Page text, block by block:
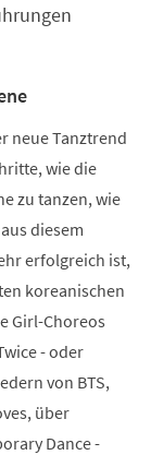
neue Tanztrend
wie die
zu tanzen, wie
diesem
erfolgreich ist,
koreanischen
Girl-Choreos
- oder
von BTS,
über
Dance -